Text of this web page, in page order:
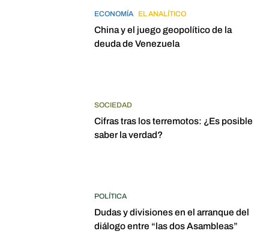
ECONOMÍA EL ANALÍTICO
China y el juego geopolítico de la
deuda de Venezuela
SOCIEDAD
Cifras tras los terremotos: ¿Es posible
saber la verdad?
POLÍTICA
Dudas y divisiones en el arranque del
diálogo entre “las dos Asambleas”